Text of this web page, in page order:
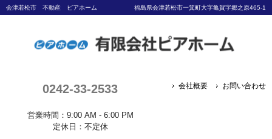
会津若松市 不動産 ピアホーム 福島県会津若松市一箕町大字亀賀字郷之原465-1
0242-33-2533
営業時間：9:00 AM - 6:00 PM
定休日：不定休
会社概要 お問い合わせ